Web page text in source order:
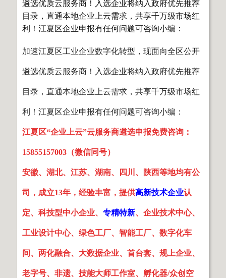
遴选优质云服务商！入选企业将纳入政府优先推荐
目录，直通本地企业上云需求，共享千万级市场红
利！江夏区企业申报有任何问题可咨询小编：
加速江夏区工业企业数字化转型，现面向全区公开
遴选优质云服务商！入选企业将纳入政府优先推荐
目录，直通本地企业上云需求，共享千万级市场红
利！江夏区企业申报有任何问题可咨询小编：
江夏区“企业上云”云服务商遴选申报免费咨询：
15855157003（微信同号）
安徽、湖北、江苏、湖南、四川、陕西等地均有公
司，成立13年，经验丰富，提供高新技术企业认
定、科技型中小企业、 专精特新、企业技术中心、
工业设计中心、绿色工厂、智能工厂、数字化车
间、两化融合、大数据企业、首台套、规上企业、
老字号、非遗、技能大师工作室、孵化器/众创空